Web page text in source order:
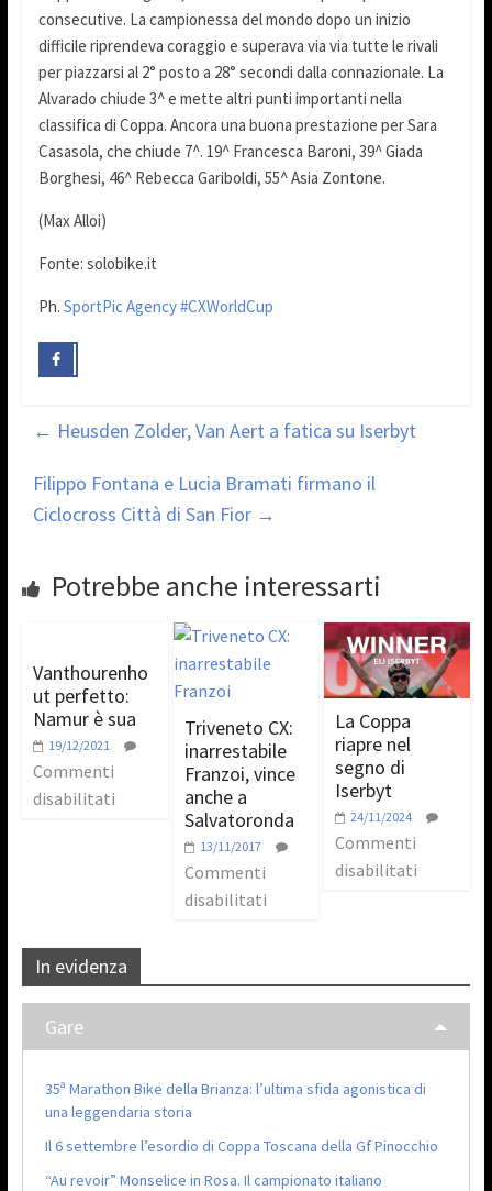
consecutive. La campionessa del mondo dopo un inizio
difficile riprendeva coraggio e superava via via tutte le rivali
per piazzarsi al 2° posto a 28° secondi dalla connazionale. La
Alvarado chiude 3^ e mette altri punti importanti nella
classifica di Coppa. Ancora una buona prestazione per Sara
Casasola, che chiude 7^. 19^ Francesca Baroni, 39^ Giada
Borghesi, 46^ Rebecca Gariboldi, 55^ Asia Zontone.
(Max Alloi)
Fonte: solobike.it
Ph. SportPic Agency#CXWorldCup
← Heusden Zolder, Van Aert a fatica su Iserbyt
Filippo Fontana e Lucia Bramati firmano il
Ciclocross Città di San Fior →
Potrebbe anche interessarti
Vanthourenho
ut perfetto:
Namur è sua
19/12/2021
Commenti
disabilitati
Triveneto CX:
inarrestabile
Franzoi, vince
anche a
Salvatoronda
13/11/2017
Commenti
disabilitati
La Coppa
riapre nel
segno di
Iserbyt
24/11/2024
Commenti
disabilitati
In evidenza
Gare
35ª Marathon Bike della Brianza: l’ultima sfida agonistica di
una leggendaria storia
Il 6 settembre l’esordio di Coppa Toscana della Gf Pinocchio
“Au revoir” Monselice in Rosa. Il campionato italiano